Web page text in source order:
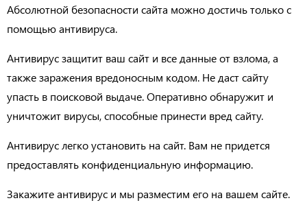
Абсолютной безопасности сайта можно достичь только с
помощью антивируса.
Антивирус защитит ваш сайт и все данные от взлома, а
также заражения вредоносным кодом. Не даст сайту
упасть в поисковой выдаче. Оперативно обнаружит и
уничтожит вирусы, способные принести вред сайту.
Антивирус легко установить на сайт. Вам не придется
предоставлять конфиденциальную информацию.
Закажите антивирус и мы разместим его на вашем сайте.